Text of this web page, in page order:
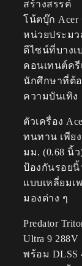
สร้างสรรค์
โน้ตบุ๊ก
หน่วยประมว
ดีไซน์ที่บางเ
คอนเทนต์ครี
นักศึกษาที่ต้
ความบันเทิง
ตัวเครื่อง
ทนทาน เพียง
มม. (0.68 นิ้
ป้องกันรอยนิ้
แบบเหลี่ยมเ
มองต่าง ๆ
Predator
Ultra 9 288V
พร้อม DLSS